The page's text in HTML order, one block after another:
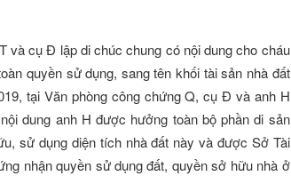
và cụ Đ lập di chúc chung có nội dung cho cháu
quyền sử dụng, sang tên khối tài sản nhà đất
tại Văn phòng công chứng Q, cụ Đ và anh H
dung anh H được hưởng toàn bộ phần di sản
sử dụng diện tích nhà đất này và được Sở Tài
nhận quyền sử dụng đất, quyền sở hữu nhà ở